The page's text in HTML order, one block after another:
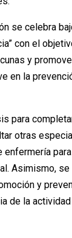
se celebra
con el
y
en la
para
otras
Asimismo, se
y
de la